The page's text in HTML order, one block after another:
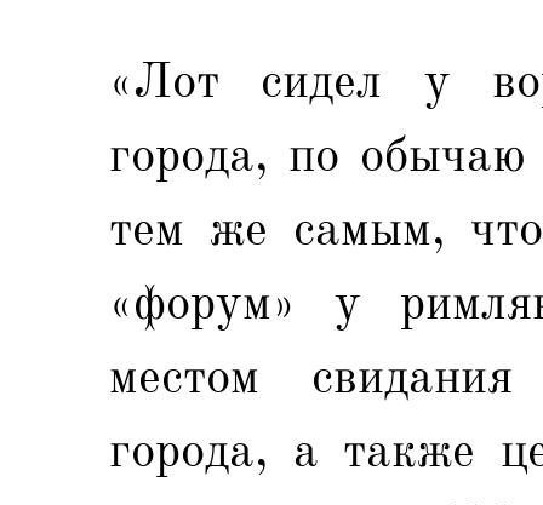
«Лот сидел у
города, по обычаю
тем же самым,
«форум» у
местом
города, а также